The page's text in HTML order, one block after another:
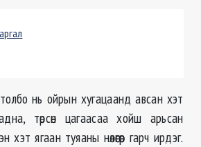
толбо нь ойрын хугацаанд авсан хэт
төрсөн цагаасаа хойш арьсан
ягаан туяаны нөлөөгөөр гарч ирдэг.